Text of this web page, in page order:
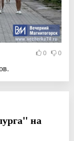
0 0
на